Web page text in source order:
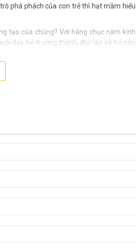
phá phách của con trẻ thì hạt mầm hiếu
tạo của chúng? Với hàng chục năm kinh
dạy trẻ trưởng thành, độc lập và trở nên
quá trình học hỏi, thỏa mãn tính hiếu
giao việc cho con, tức là nỗ lực dõi theo
tính hài hước và óc sáng tạo và hãy nhớ